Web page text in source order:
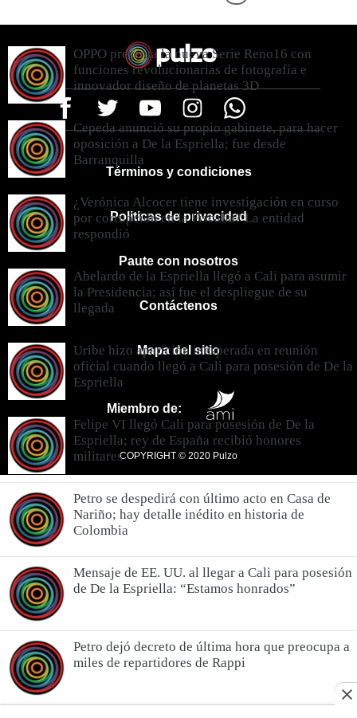
Términos y condiciones
Politicas de privacidad
Paute con nosotros
Contáctenos
Mapa del sitio
Miembro de:
COPYRIGHT © 2020 Pulzo
OPPO presenta la nueva Serie Reno16 con
funciones revolucionarias de fotografía e
innovador diseño de planetas 3D
Cepeda anunció su propio gabinete, para hacer
oposición a De la Espriella; fue desde
Barranquilla
¿Verónica Alcocer tiene investigación en curso
por corrupción en la Fiscalía? La entidad
respondió
Abelardo de la Espriella llegó a Cali para asumir
la Presidencia; así fue el despliegue de su
llegada
Uribe hizo aparición inesperada en reunión
oficial cuando llegó a Cali para posesión de De la
Espriella
Felipe VI llegó Cali para posesión de De la
Espriella; rey de España recibió honores
militares
Petro se despedirá con último acto en Casa de
Nariño; hay detalle inédito en historia de
Colombia
Mensaje de EE. UU. al llegar a Cali para posesión
de De la Espriella: “Estamos honrados”
Petro dejó decreto de última hora que preocupa a
miles de repartidores de Rappi